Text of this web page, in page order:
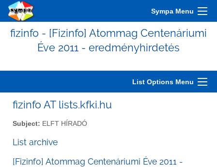
Sympa Menu
fizinfo - [Fizinfo] Atommag Centenáriumi
Éve 2011 - eredményhirdetés
List Options Menu
fizinfo AT lists.kfki.hu
Subject: ELFT HÍRADÓ
List archive
[Fizinfo] Atommag Centenáriumi Éve 2011 -